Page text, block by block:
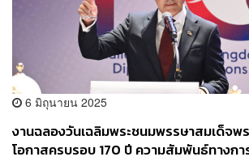
6 มิถุนายน 2025
งานฉลองวันเฉลิมพระชนมพรรษาสมเด็จพร
โอกาสครบรอบ 170 ปี ความสัมพันธ์ทางก